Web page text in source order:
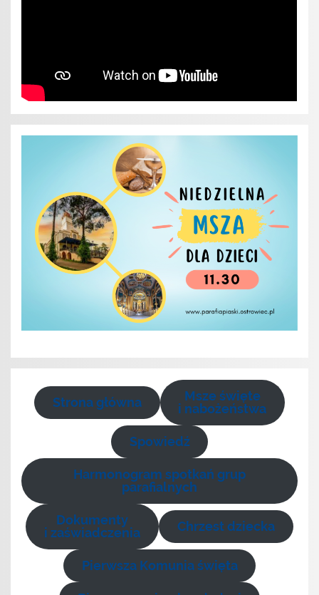
Strona główna
Msze święte
i nabożeństwa
Spowiedź
Harmonogram spotkań grup
parafialnych
Dokumenty
i zaświadczenia
Chrzest dziecka
Pierwsza Komunia święta